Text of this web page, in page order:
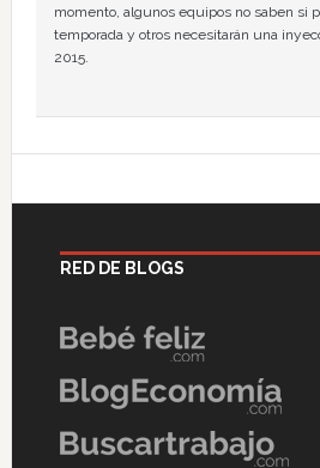
momento, algunos equipos no saben si
temporada y otros necesitarán una
2015.
RED DE BLOGS